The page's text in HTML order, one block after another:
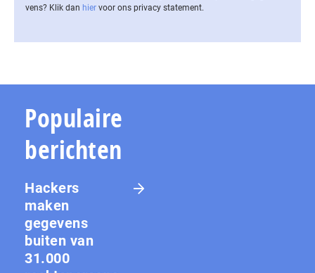
vens? Klik dan hier voor ons privacy statement.
Populaire
berichten
Hackers
maken
gegevens
buiten van
31.000